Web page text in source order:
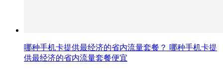
哪种手机卡提供最经济的省内流量套餐？ 哪种手机卡提
供最经济的省内流量套餐便宜